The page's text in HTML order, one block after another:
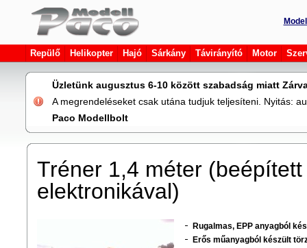
Repülő Helikopter Hajó Sárkány Távirányító Motor
Üzletünk augusztus 6-10 között szabadság miatt
A megrendeléseket csak utána tudjuk teljesíteni. Nyitás:
Paco Modellbolt
Tréner 1,4 méter (beépít­ett
elektronikával)
Rugalmas, EPP anyagból
Erős műanyagból készült